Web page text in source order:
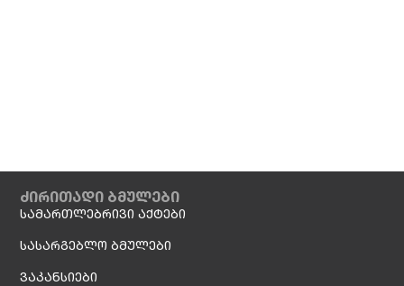
ძირითადი ბმულები
სამართლებრივი აქტები
სასარგებლო ბმულები
ვაკანსიები